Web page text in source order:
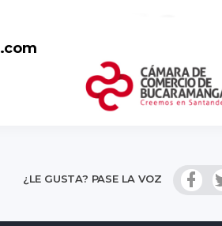
¿LE GUSTA? PASE LA VOZ